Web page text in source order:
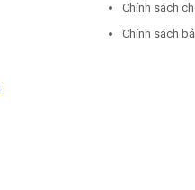
Chính sách
Chính sách